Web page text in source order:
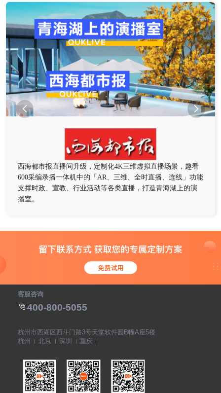
西海都市报直播间升级，定制化4K三维虚拟直播场景，趣看
600采编录播一体机中的「AR、三维、全时直播、连线」功能
支撑时政、宣教、行业活动等各类直播，打造青海湖上的演
播室。
 
客服咨询
400-800-5055
杭州 北京 深圳 重庆
杭州市西湖区西斗门路3号天堂软件园B幢A座5楼